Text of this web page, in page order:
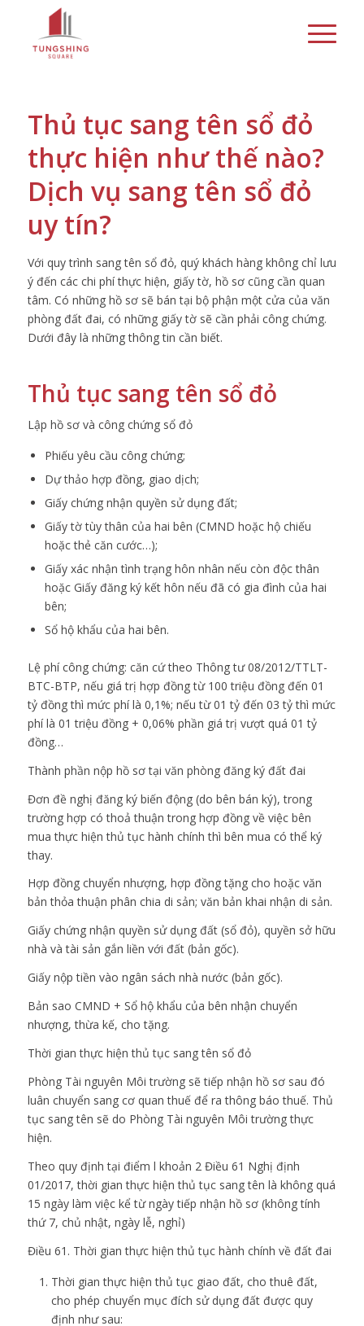
Thủ tục sang tên sổ đỏ
thực hiện như thế nào?
Dịch vụ sang tên sổ đỏ
uy tín?
Với quy trình sang tên sổ đỏ, quý khách hàng không chỉ lưu
ý đến các chi phí thực hiện, giấy tờ, hồ sơ cũng cần quan
tâm. Có những hồ sơ sẽ bán tại bộ phận một cửa của văn
phòng đất đai, có những giấy tờ sẽ cần phải công chứng.
Dưới đây là những thông tin cần biết.
Thủ tục sang tên sổ đỏ
Lập hồ sơ và công chứng sổ đỏ
Phiếu yêu cầu công chứng;
Dự thảo hợp đồng, giao dịch;
Giấy chứng nhận quyền sử dụng đất;
Giấy tờ tùy thân của hai bên (CMND hoặc hộ chiếu
hoặc thẻ căn cước…);
Giấy xác nhận tình trạng hôn nhân nếu còn độc thân
hoặc Giấy đăng ký kết hôn nếu đã có gia đình của hai
bên;
Sổ hộ khẩu của hai bên.
Lệ phí công chứng: căn cứ theo Thông tư 08/2012/TTLT-
BTC-BTP, nếu giá trị hợp đồng từ 100 triệu đồng đến 01
tỷ đồng thì mức phí là 0,1%; nếu từ 01 tỷ đến 03 tỷ thì mức
phí là 01 triệu đồng + 0,06% phần giá trị vượt quá 01 tỷ
đồng…
Thành phần nộp hồ sơ tại văn phòng đăng ký đất đai
Đơn đề nghị đăng ký biến động (do bên bán ký), trong
trường hợp có thoả thuận trong hợp đồng về việc bên
mua thực hiện thủ tục hành chính thì bên mua có thể ký
thay.
Hợp đồng chuyển nhượng, hợp đồng tặng cho hoặc văn
bản thỏa thuận phân chia di sản; văn bản khai nhận di sản.
Giấy chứng nhận quyền sử dụng đất (sổ đỏ), quyền sở hữu
nhà và tài sản gắn liền với đất (bản gốc).
Giấy nộp tiền vào ngân sách nhà nước (bản gốc).
Bản sao CMND + Sổ hộ khẩu của bên nhận chuyển
nhượng, thừa kế, cho tặng.
Thời gian thực hiện thủ tục sang tên sổ đỏ
Phòng Tài nguyên Môi trường sẽ tiếp nhận hồ sơ sau đó
luân chuyển sang cơ quan thuế để ra thông báo thuế. Thủ
tục sang tên sẽ do Phòng Tài nguyên Môi trường thực
hiện.
Theo quy định tại điểm l khoản 2 Điều 61 Nghị định
01/2017, thời gian thực hiện thủ tục sang tên là không quá
15 ngày làm việc kể từ ngày tiếp nhận hồ sơ (không tính
thứ 7, chủ nhật, ngày lễ, nghỉ)
Điều 61. Thời gian thực hiện thủ tục hành chính về đất đai
Thời gian thực hiện thủ tục giao đất, cho thuê đất,
cho phép chuyển mục đích sử dụng đất được quy
định như sau: